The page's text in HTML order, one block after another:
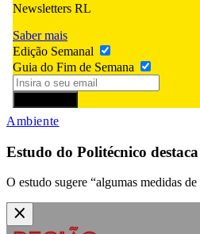
Newsletters RL
Saber mais
Edição Semanal
Guia do Fim de Semana
Ambiente
Estudo do Politécnico
O estudo sugere “algumas medidas